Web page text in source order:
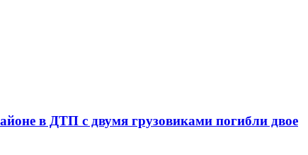
в ДТП с двумя грузовиками погибли двое